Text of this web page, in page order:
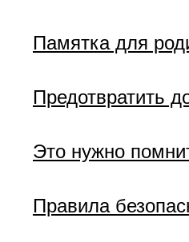
Памятка для
Предотвратить
Это нужно
Правила